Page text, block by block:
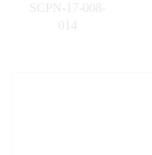
SCPN-17-008-
014